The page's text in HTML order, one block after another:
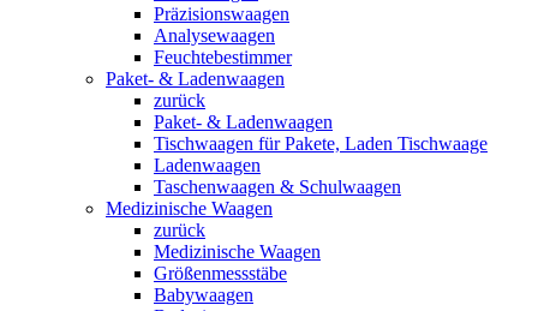
Präzisionswaagen
Analysewaagen
Feuchtebestimmer
Paket- & Ladenwaagen
zurück
Paket- & Ladenwaagen
Tischwaagen für Pakete, Laden Tischwaage
Ladenwaagen
Taschenwaagen & Schulwaagen
Medizinische Waagen
zurück
Medizinische Waagen
Größenmessstäbe
Babywaagen